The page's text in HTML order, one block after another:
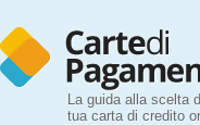
La guida alla scelta
tua carta di credito